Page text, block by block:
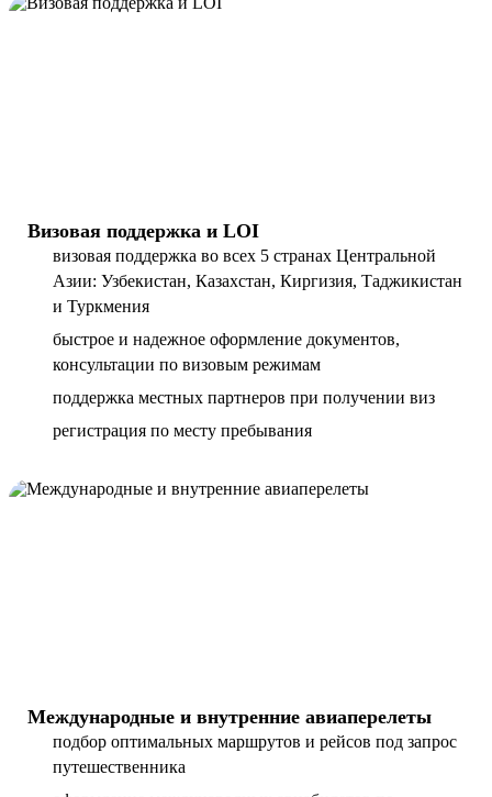
Визовая поддержка и LOI
визовая поддержка во всех 5 странах Центральной
Азии: Узбекистан, Казахстан, Киргизия, Таджикистан
и Туркмения
быстрое и надежное оформление документов,
консультации по визовым режимам
поддержка местных партнеров при получении виз
регистрация по месту пребывания
Международные и внутренние авиаперелеты
подбор оптимальных маршрутов и рейсов под запрос
путешественника